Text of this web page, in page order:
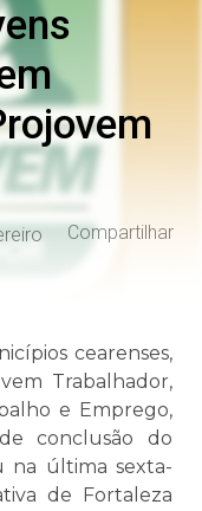
Compartilhar
cearenses,
Trabalhador,
e Emprego,
conclusão do
na última sexta-
de Fortaleza